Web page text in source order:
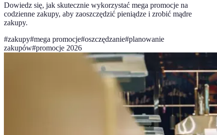
Dowiedz się, jak skutecznie wykorzystać mega promocje na
codzienne zakupy, aby zaoszczędzić pieniądze i zrobić mądre
zakupy.
#zakupy#mega promocje#oszczędzanie#planowanie
zakupów#promocje 2026